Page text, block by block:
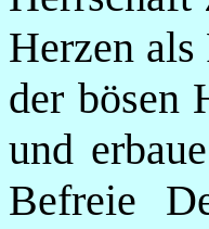
Herzen
der bösen
und
Befreie